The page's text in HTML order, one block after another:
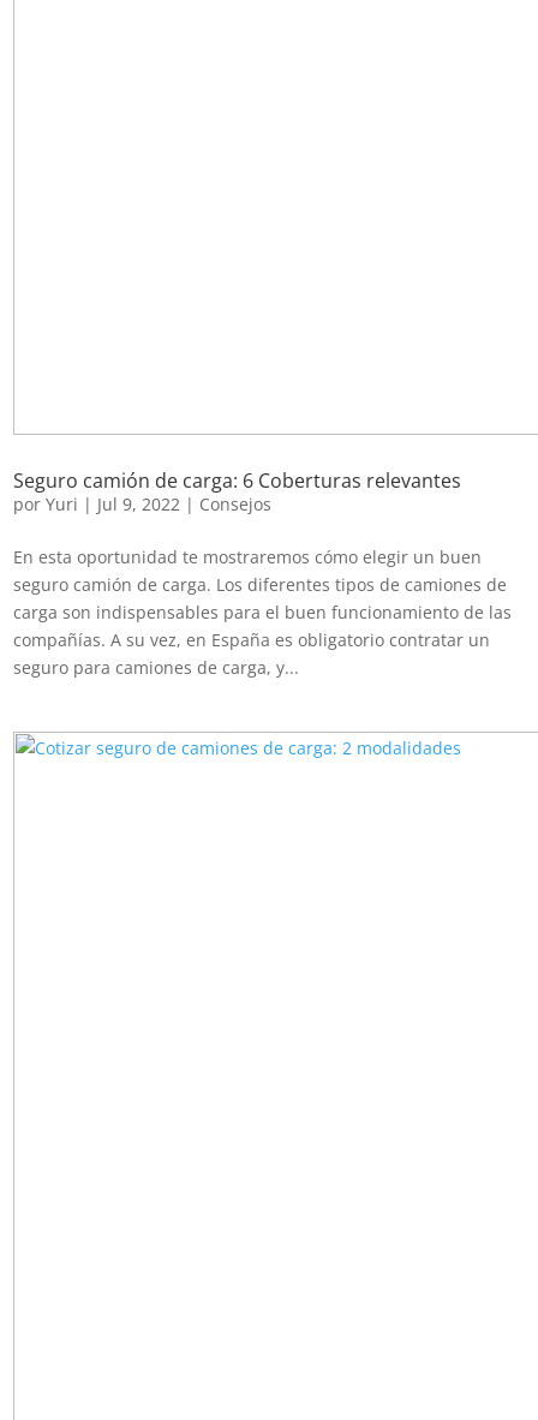
Seguro camión de carga: 6 Coberturas relevantes
porYuri | Jul 9, 2022 | Consejos
En esta oportunidad te mostraremos cómo elegir un buen
seguro camión de carga. Los diferentes tipos de camiones de
carga son indispensables para el buen funcionamiento de las
compañías. A su vez, en España es obligatorio contratar un
seguro para camiones de carga, y...